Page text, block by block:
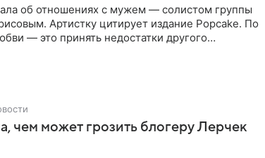
об отношениях с мужем — солистом группы
Артистку цитирует издание Popcake. По
— это принять недостатки другого
чем может грозить блогеру Лерчек